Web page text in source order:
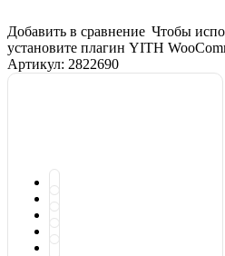
Добавить в сравнение Чтобы
установите плагин YITH
Артикул: 2822690